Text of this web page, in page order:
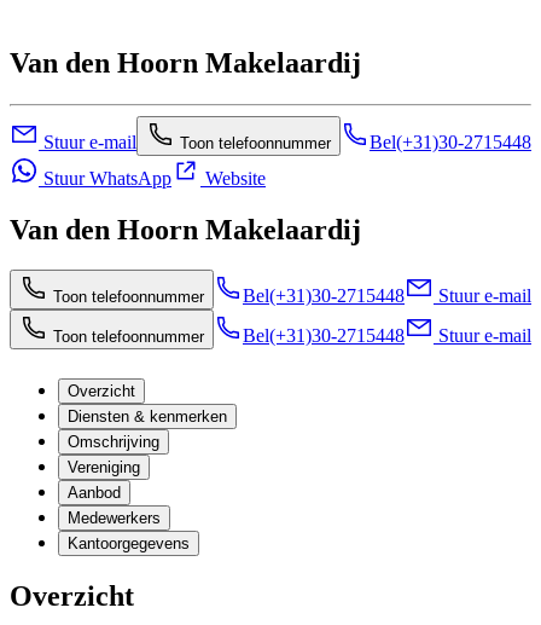
Van den Hoorn Makelaardij
Stuur e-mail Toon telefoonnummer Bel(+31)30-2715448
Stuur WhatsApp
Website
Van den Hoorn Makelaardij
Toon telefoonnummer Bel(+31)30-2715448 Stuur e-mail
Toon telefoonnummer Bel(+31)30-2715448 Stuur e-mail
Overzicht
Diensten & kenmerken
Omschrijving
Vereniging
Aanbod
Medewerkers
Kantoorgegevens
Overzicht